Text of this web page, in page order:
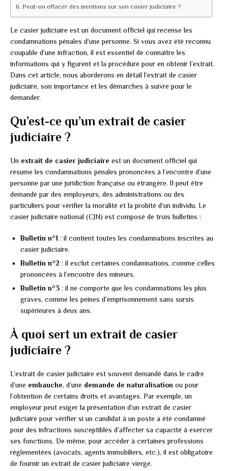
Peut-on effacer des mentions sur son casier judiciaire ?
Le casier judiciaire est un document officiel qui recense les
condamnations pénales d’une personne. Si vous avez été reconnu
coupable d’une infraction, il est essentiel de connaître les
informations qui y figurent et la procédure pour en obtenir l’extrait.
Dans cet article, nous aborderons en détail l’extrait de casier
judiciaire, son importance et les démarches à suivre pour le
demander.
Qu’est-ce qu’un extrait de casier
judiciaire ?
Un extrait de casier judiciaire est un document officiel qui
résume les condamnations pénales prononcées à l’encontre d’une
personne par une juridiction française ou étrangère. Il peut être
demandé par des employeurs, des administrations ou des
particuliers pour vérifier la moralité et la probité d’un individu. Le
casier judiciaire national (CJN) est composé de trois bulletins :
Bulletin n°1 : il contient toutes les condamnations inscrites au
casier judiciaire.
Bulletin n°2 : il exclut certaines condamnations, comme celles
prononcées à l’encontre des mineurs.
Bulletin n°3 : il ne comporte que les condamnations les plus
graves, comme les peines d’emprisonnement sans sursis
supérieures à deux ans.
À quoi sert un extrait de casier
judiciaire ?
L’extrait de casier judiciaire est souvent demandé dans le cadre
d’une embauche, d’une demande de naturalisation ou pour
l’obtention de certains droits et avantages. Par exemple, un
employeur peut exiger la présentation d’un extrait de casier
judiciaire pour vérifier si un candidat à un poste a été condamné
pour des infractions susceptibles d’affecter sa capacité à exercer
ses fonctions. De même, pour accéder à certaines professions
réglementées (avocats, agents immobiliers, etc.), il est obligatoire
de fournir un extrait de casier judiciaire vierge.